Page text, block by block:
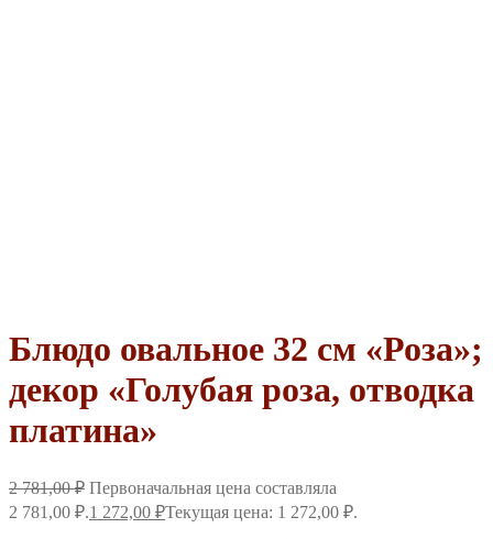
Блюдо овальное 32 см «Роза»;
декор «Голубая роза, отводка
платина»
2 781,00₽ Первоначальная цена составляла
2 781,00 ₽.1 272,00 ₽Текущая цена: 1 272,00 ₽.